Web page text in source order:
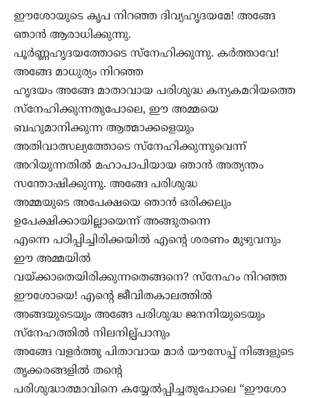
ഈശോയുടെ കൃപ നിറഞ്ഞ ദിവ്യഹൃദയമേ! അങ്ങേ
ഞാന്‍ ആരാധിക്കുന്നു.
പൂര്‍ണ്ണഹൃദയത്തോടെ സ്നേഹിക്കുന്നു. കര്‍ത്താവേ!
അങ്ങേ മാധുര്യം നിറഞ്ഞ
ഹൃദയം അങ്ങേ മാതാവായ പരിശുദ്ധ കന്യകമറിയത്തെ
സ്നേഹിക്കുന്നതുപോലെ, ഈ അമ്മയെ
ബഹുമാനിക്കുന്ന ആത്മാക്കളെയും
അതിവാത്സല്യത്തോടെ സ്നേഹിക്കുന്നുവെന്ന്
അറിയുന്നതില്‍ മഹാപാപിയായ ഞാന്‍ അത്യന്തം
സന്തോഷിക്കുന്നു. അങ്ങേ പരിശുദ്ധ
അമ്മയുടെ അപേക്ഷയെ ഞാന്‍ ഒരിക്കലും
ഉപേക്ഷിക്കായില്ലായെന്ന് അങ്ങുതന്നെ
എന്നെ പഠിപ്പിച്ചിരിക്കയില്‍ എന്‍റെ ശരണം മുഴുവനും
ഈ അമ്മയില്‍
വയ്ക്കാതെയിരിക്കുന്നതെങ്ങനെ? സ്നേഹം നിറഞ്ഞ
ഈശോയെ! എന്‍റെ ജീവിതകാലത്തില്‍
അങ്ങയുടെയും അങ്ങേ പരിശുദ്ധ ജനനിയുടെയും
സ്നേഹത്തില്‍ നിലനില്പ്പാനും
അങ്ങേ വളര്‍ത്തു പിതാവായ മാര്‍ യൗസേപ്പ് നിങ്ങളുടെ
തൃക്കരങ്ങളില്‍ തന്‍റെ
പരിശുദ്ധാത്മാവിനെ കയ്യേല്‍പ്പിച്ചതുപോലെ “ഈശോ